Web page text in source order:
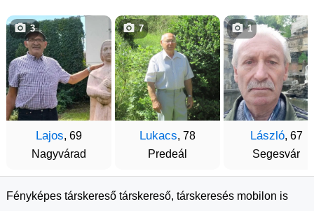
Lajos, 69
Nagyvárad
3
Lukacs, 78
Predeál
7
László, 67
Segesvár
1
Fényképes társkereső társkereső, társkeresés mobilon is